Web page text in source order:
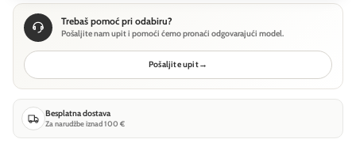
Trebaš pomoć pri odabiru?
Pošaljite nam upit i pomoći ćemo pronaći odgovarajući model.
Pošaljite upit→
Besplatna dostava
Za narudžbe iznad 100 €